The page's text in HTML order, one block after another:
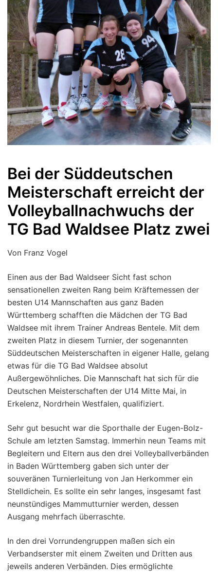
Bei der Süddeutschen
Meisterschaft erreicht der
Volleyballnachwuchs der
TG Bad Waldsee Platz zwei
Von Franz Vogel
Einen aus der Bad Waldseer Sicht fast schon
sensationellen zweiten Rang beim Kräftemessen der
besten U14 Mannschaften aus ganz Baden
Württemberg schafften die Mädchen der TG Bad
Waldsee mit ihrem Trainer Andreas Bentele. Mit dem
zweiten Platz in diesem Turnier, der sogenannten
Süddeutschen Meisterschaften in eigener Halle, gelang
etwas für die TG Bad Waldsee absolut
Außergewöhnliches. Die Mannschaft hat sich für die
Deutschen Meisterschaften der U14 Mitte Mai, in
Erkelenz, Nordrhein Westfalen, qualifiziert.
Sehr gut besucht war die Sporthalle der Eugen-Bolz-
Schule am letzten Samstag. Immerhin neun Teams mit
Begleitern und Eltern aus den drei Volleyballverbänden
in Baden Württemberg gaben sich unter der
souveränen Turnierleitung von Jan Herkommer ein
Stelldichein. Es sollte ein sehr langes, insgesamt fast
neunstündiges Mammutturnier werden, dessen
Ausgang mehrfach überraschte.
In den drei Vorrundengruppen maßen sich ein
Verbandserster mit einem Zweiten und Dritten aus
jeweils anderen Verbänden. Dies ermöglichte